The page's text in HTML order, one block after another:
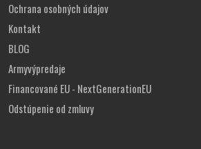
Ochrana osobných údajov
Kontakt
BLOG
Armyvýpredaje
Financované EU - NextGenerationEU
Odstúpenie od zmluvy